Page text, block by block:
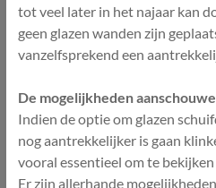
tot veel later in het najaar kan
geen glazen wanden zijn
vanzelfsprekend een
De mogelijkheden
Indien de optie om glazen
nog aantrekkelijker is gaan
vooral essentieel om te
Er zijn allerhande